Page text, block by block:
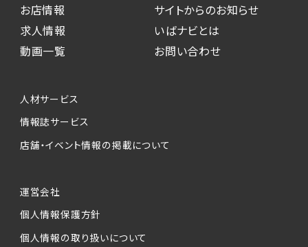
お店情報
求人情報
動画一覧
サイトからのお知らせ
いばナビとは
お問い合わせ
人材サービス
情報誌サービス
店舗・イベント情報の掲載について
運営会社
個人情報保護方針
個人情報の取り扱いについて